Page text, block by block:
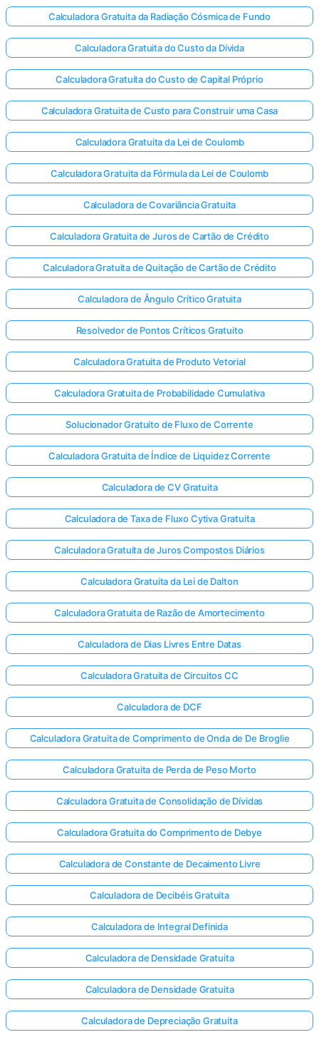
aqui!
Calculadora Gratuita da Radiação Cósmica de Fundo
Calculadora Gratuita do Custo da Dívida
Calculadora Gratuita do Custo de Capital Próprio
Calculadora Gratuita de Custo para Construir uma Casa
Calculadora Gratuita da Lei de Coulomb
Calculadora Gratuita da Fórmula da Lei de Coulomb
Calculadora de Covariância Gratuita
Calculadora Gratuita de Juros de Cartão de Crédito
Calculadora Gratuita de Quitação de Cartão de Crédito
Calculadora de Ângulo Crítico Gratuita
Resolvedor de Pontos Críticos Gratuito
Calculadora Gratuita de Produto Vetorial
Calculadora Gratuita de Probabilidade Cumulativa
Solucionador Gratuito de Fluxo de Corrente
Calculadora Gratuita de Índice de Liquidez Corrente
Calculadora de CV Gratuita
Calculadora de Taxa de Fluxo Cytiva Gratuita
Calculadora Gratuita de Juros Compostos Diários
Calculadora Gratuita da Lei de Dalton
Calculadora Gratuita de Razão de Amortecimento
Calculadora de Dias Livres Entre Datas
Calculadora Gratuita de Circuitos CC
Calculadora de DCF
Calculadora Gratuita de Comprimento de Onda de De Broglie
Calculadora Gratuita de Perda de Peso Morto
Calculadora Gratuita de Consolidação de Dívidas
Calculadora Gratuita do Comprimento de Debye
Calculadora de Constante de Decaimento Livre
Calculadora de Decibéis Gratuita
Calculadora de Integral Definida
Calculadora de Densidade Gratuita
Calculadora de Densidade Gratuita
Calculadora de Depreciação Gratuita